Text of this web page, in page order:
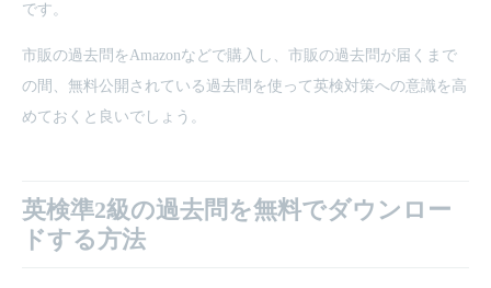
です。
市販の過去問をAmazonなどで購入し、市販の過去問が届くまで
の間、無料公開されている過去問を使って英検対策への意識を高
めておくと良いでしょう。
英検準2級の過去問を無料でダウンロー
ドする方法